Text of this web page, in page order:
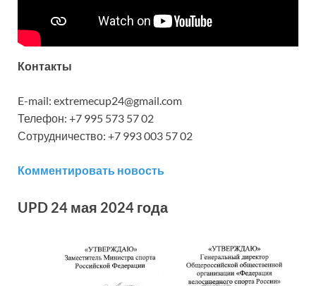
Контакты
E-mail: extremecup24@gmail.com
Телефон: +7 995 573 57 02
Сотрудничество: +7 993 003 57 02
Комментировать новость
UPD 24 мая 2024 года